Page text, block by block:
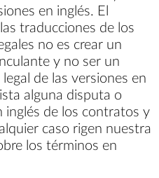
en inglés. El
traducciones de los
no es crear un
y no ser un
de las versiones en
alguna disputa o
inglés de los contratos y
caso rigen nuestra
los términos en